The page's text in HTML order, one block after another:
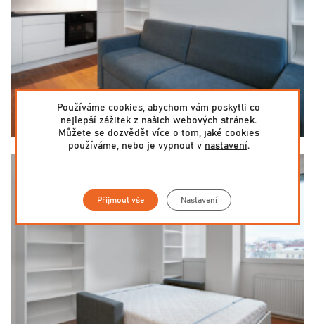
Používáme cookies, abychom vám poskytli co
nejlepší zážitek z našich webových stránek.
Můžete se dozvědět více o tom, jaké cookies
používáme, nebo je vypnout v nastavení.
Přijmout vše Nastavení